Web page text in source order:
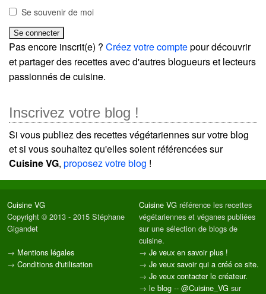
Se souvenir de moi
Pas encore inscrit(e) ? Créez votre comptepour découvrir
et partager des recettes avec d'autres blogueurs et lecteurs
passionnés de cuisine.
Inscrivez votre blog !
Si vous publiez des recettes végétariennes sur votre blog
et si vous souhaitez qu'elles soient référencées sur
Cuisine VG, proposez votre blog !
Cuisine VG
Copyright © 2013 - 2015 Stéphane
Gigandet
→ Mentions légales
→ Conditions d'utilisation
Cuisine VG référence les recettes
végétariennes et véganes publiées
sur une sélection de blogs de
cuisine.
→ Je veux en savoir plus !
→ Je veux savoir qui a créé ce site.
→ Je veux contacter le créateur.
→ le blog -- @Cuisine_VG sur